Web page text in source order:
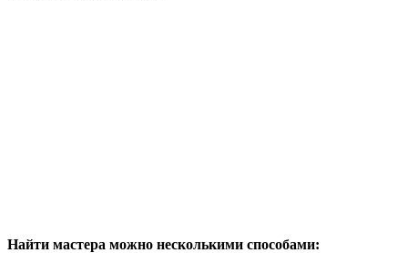
Найти мастера можно несколькими способами: